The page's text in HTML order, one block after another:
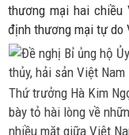
thương mại hai chiều
định thương mại tự do
Thứ trưởng Hà Kim
bày tỏ hài lòng về
nhiều mặt giữa Việt